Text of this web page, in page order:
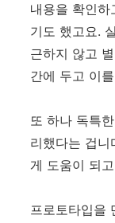
내용을 확인
기도 했고요.
근하지 않고
간에 두고 이
또 하나 독특
리했다는 겁니
게 도움이 되
프로토타입을